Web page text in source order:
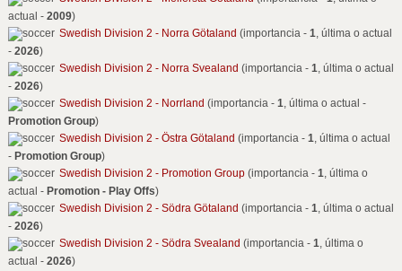
actual - 2009)
Swedish Division 2 - Norra Götaland (importancia - 1, última o actual
- 2026)
Swedish Division 2 - Norra Svealand (importancia - 1, última o actual
- 2026)
Swedish Division 2 - Norrland (importancia - 1, última o actual -
Promotion Group)
Swedish Division 2 - Östra Götaland (importancia - 1, última o actual
- Promotion Group)
Swedish Division 2 - Promotion Group(importancia - 1, última o
actual - Promotion - Play Offs)
Swedish Division 2 - Södra Götaland (importancia - 1, última o actual
- 2026)
Swedish Division 2 - Södra Svealand (importancia - 1, última o
actual - 2026)